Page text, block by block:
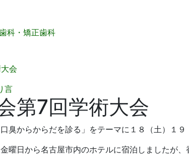
科・矯正歯科
会
言2016
年
6
月
20
日
坂
詰
歯
科
医
院
第7回学術大会
からからだを診る」をテーマに１８（土）１
曜日から名古屋市内のホテルに宿泊しましたが